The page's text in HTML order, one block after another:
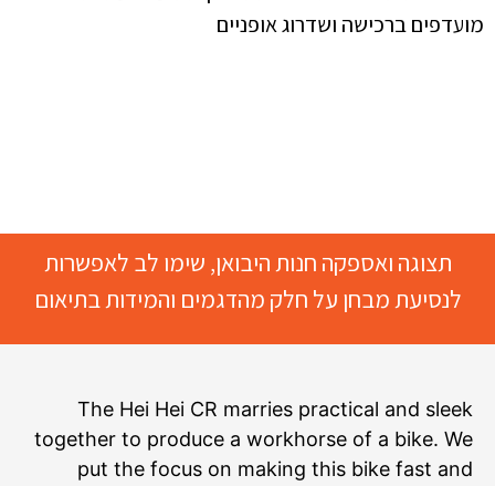
מועדפים ברכישה ושדרוג אופניים
תצוגה ואספקה חנות היבואן, שימו לב לאפשרות
לנסיעת מבחן על חלק מהדגמים והמידות בתיאום
The Hei Hei CR marries practical and sleek
together to produce a workhorse of a bike. We
put the focus on making this bike fast and